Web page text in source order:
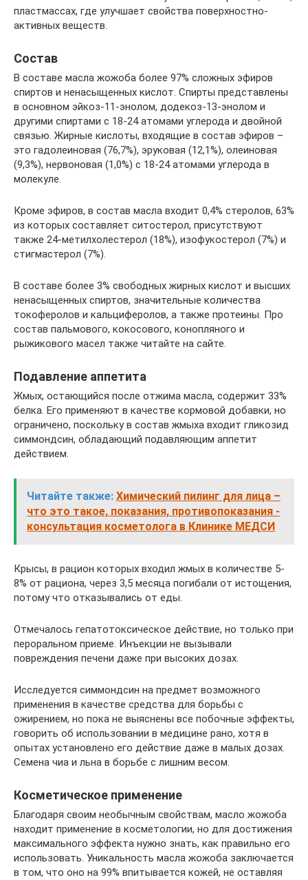
пластмассах, где улучшает свойства поверхностно-
активных веществ.
Состав
В составе масла жожоба более 97% сложных эфиров
спиртов и ненасыщенных кислот. Спирты представлены
в основном эйкоз-11-энолом, додекоз-13-энолом и
другими спиртами с 18-24 атомами углерода и двойной
связью. Жирные кислоты, входящие в состав эфиров –
это гадолеиновая (76,7%), эруковая (12,1%), олеиновая
(9,3%), нервоновая (1,0%) с 18-24 атомами углерода в
молекуле.
Кроме эфиров, в состав масла входит 0,4% стеролов, 63%
из которых составляет ситостерол, присутствуют
также 24-метилхолестерол (18%), изофукостерол (7%) и
стигмастерол (7%).
В составе более 3% свободных жирных кислот и высших
ненасыщенных спиртов, значительные количества
токоферолов и кальциферолов, а также протеины. Про
состав пальмового, кокосового, конопляного и
рыжикового масел также читайте на сайте.
Подавление аппетита
Жмых, остающийся после отжима масла, содержит 33%
белка. Его применяют в качестве кормовой добавки, но
ограничено, поскольку в состав жмыха входит гликозид
симмондсин, обладающий подавляющим аппетит
действием.
Читайте также: Химический пилинг для лица –
что это такое, показания, противопоказания -
консультация косметолога в Клинике МЕДСИ
Крысы, в рацион которых входил жмых в количестве 5-
8% от рациона, через 3,5 месяца погибали от истощения,
потому что отказывались от еды.
Отмечалось гепатотоксическое действие, но только при
пероральном приеме. Инъекции не вызывали
повреждения печени даже при высоких дозах.
Исследуется симмондсин на предмет возможного
применения в качестве средства для борьбы с
ожирением, но пока не выяснены все побочные эффекты,
говорить об использовании в медицине рано, хотя в
опытах установлено его действие даже в малых дозах.
Семена чиа и льна в борьбе с лишним весом.
Косметическое применение
Благодаря своим необычным свойствам, масло жожоба
находит применение в косметологии, но для достижения
максимального эффекта нужно знать, как правильно его
использовать. Уникальность масла жожоба заключается
в том, что оно на 99% впитывается кожей, не оставляя